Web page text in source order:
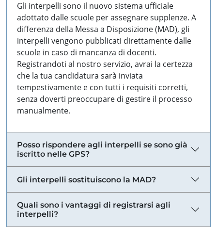
Gli interpelli sono il nuovo sistema ufficiale
adottato dalle scuole per assegnare supplenze. A
differenza della Messa a Disposizione (MAD), gli
interpelli vengono pubblicati direttamente dalle
scuole in caso di mancanza di docenti.
Registrandoti al nostro servizio, avrai la certezza
che la tua candidatura sarà inviata
tempestivamente e con tutti i requisiti corretti,
senza doverti preoccupare di gestire il processo
manualmente.
Posso rispondere agli interpelli se sono già
iscritto nelle GPS?
Gli interpelli sostituiscono la MAD?
Quali sono i vantaggi di registrarsi agli
interpelli?